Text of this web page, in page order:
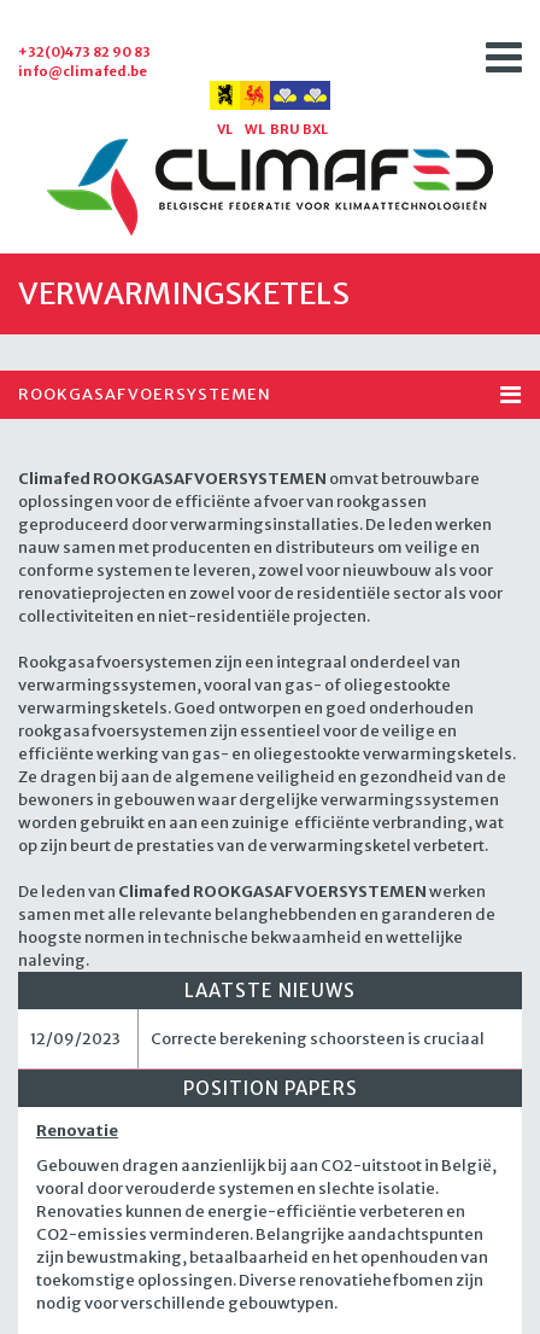
+32(0)473 82 90 83
info@climafed.be
VL WL BRU BXL
VERWARMINGSKETELS
ROOKGASAFVOERSYSTEMEN
Climafed ROOKGASAFVOERSYSTEMEN omvat betrouwbare
oplossingen voor de efficiënte afvoer van rookgassen
geproduceerd door verwarmingsinstallaties. De leden werken
nauw samen met producenten en distributeurs om veilige en
conforme systemen te leveren, zowel voor nieuwbouw als voor
renovatieprojecten en zowel voor de residentiële sector als voor
collectiviteiten en niet-residentiële projecten.
Rookgasafvoersystemen zijn een integraal onderdeel van
verwarmingssystemen, vooral van gas- of oliegestookte
verwarmingsketels. Goed ontworpen en goed onderhouden
rookgasafvoersystemen zijn essentieel voor de veilige en
efficiënte werking van gas- en oliegestookte verwarmingsketels.
Ze dragen bij aan de algemene veiligheid en gezondheid van de
bewoners in gebouwen waar dergelijke verwarmingssystemen
worden gebruikt en aan een zuinige efficiënte verbranding, wat
op zijn beurt de prestaties van de verwarmingsketel verbetert.
De leden van Climafed ROOKGASAFVOERSYSTEMENwerken
samen met alle relevante belanghebbenden en garanderen de
hoogste normen in technische bekwaamheid en wettelijke
naleving.
LAATSTE NIEUWS
12/09/2023 Correcte berekening schoorsteen is cruciaal
POSITION PAPERS
Renovatie
Gebouwen dragen aanzienlijk bij aan CO2-uitstoot in België,
vooral door verouderde systemen en slechte isolatie.
Renovaties kunnen de energie-efficiëntie verbeteren en
CO2-emissies verminderen. Belangrijke aandachtspunten
zijn bewustmaking, betaalbaarheid en het openhouden van
toekomstige oplossingen. Diverse renovatiehefbomen zijn
nodig voor verschillende gebouwtypen.